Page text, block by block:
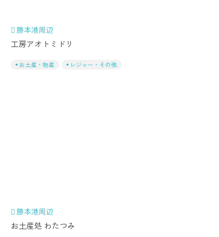
勝本港周辺
工房アオトミドリ
お土産・物産 レジャー・その他
勝本港周辺
お土産処 わたつみ